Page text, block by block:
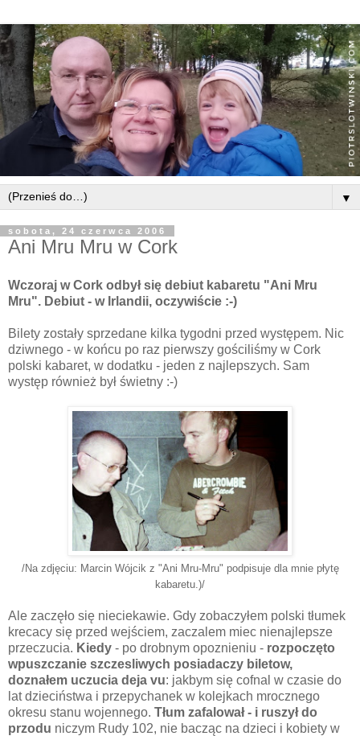
▼
sobota, 24 czerwca 2006
Ani Mru Mru w Cork
Wczoraj w Cork odbył się debiut kabaretu "Ani Mru
Mru". Debiut - w Irlandii, oczywiście :-)
Bilety zostały sprzedane kilka tygodni przed występem. Nic
dziwnego - w końcu po raz pierwszy gościliśmy w Cork
polski kabaret, w dodatku - jeden z najlepszych. Sam
występ również był świetny :-)
/Na zdjęciu: Marcin Wójcik z "Ani Mru-Mru" podpisuje dla mnie płytę
kabaretu .)/
Ale zaczęło się nieciekawie. Gdy zobaczyłem polski tłumek
krecacy się przed wejściem, zaczalem miec nienajlepsze
przeczucia. Kiedy - po drobnym opoznieniu - rozpoczęto
wpuszczanie szczesliwych posiadaczy biletow,
doznałem uczucia deja vu: jakbym się cofnal w czasie do
latdzieciństwa i przepychanek w kolejkach mrocznego
okresu stanu wojennego. Tłum zafalował- i ruszyłdo
przodu niczym Rudy 102, nie bacząc na dzieci i kobiety w